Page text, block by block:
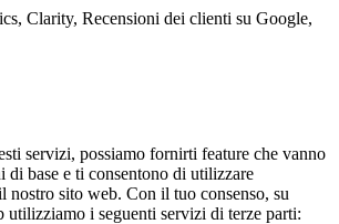
Clarity, Recensioni dei clienti su Google,
servizi, possiamo fornirti feature che vanno
di base e ti consentono di utilizzare
nostro sito web. Con il tuo consenso, su
utilizziamo i seguenti servizi di terze parti: